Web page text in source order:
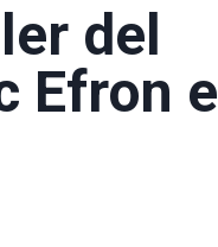
del
Efron e